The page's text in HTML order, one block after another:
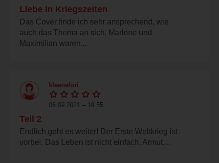
Liebe in Kriegszeiten
Das Cover finde ich sehr ansprechend, wie
auch das Thema an sich. Marlene und
Maximilian waren...
kleenelori
06.09.2021 – 19:55
Teil 2
Endlich geht es weiter! Der Erste Weltkrieg ist
vorbei. Das Leben ist nicht einfach, Armut,...